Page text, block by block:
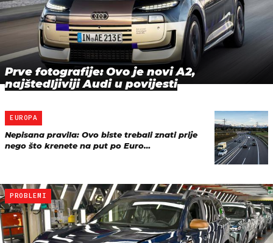
Prve fotografije: Ovo je novi A2,
najštedljiviji Audi u povijesti
EUROPA
Nepisana pravila: Ovo biste trebali znati prije
nego što krenete na put po Euro…
PROBLEMI